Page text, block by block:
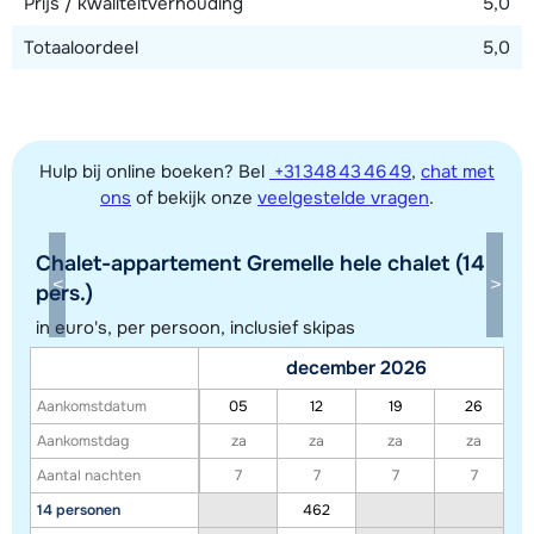
Toon alle accommodaties in dit gebied
Deze kaart geeft een indicatie van de ligging van onze accommodaties. De
exacte locatie kan enigszins afwijken.
Totaaloordeel
5,0
Hulp bij online boeken? Bel +31 348 43 46 49, chat met
ons of bekijk onze veelgestelde vragen.
Chalet-appartement Gremelle hele chalet (14
pers.)
in euro's, per persoon, inclusief skipas
Aankomstdatum
Aankomstdag
Aantal nachten
14 personen
december 2026
05 12 19
26
za
za za
za
7
7 7
7
462